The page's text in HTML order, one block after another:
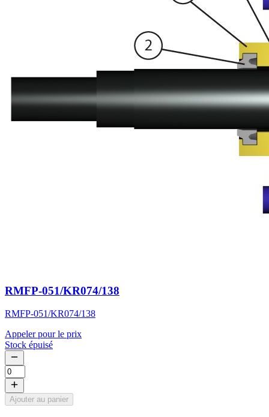
RMFP-051/KR074/138
RMFP-051/KR074/138
Appeler pour le prix
Stock épuisé
Ajouter au panier